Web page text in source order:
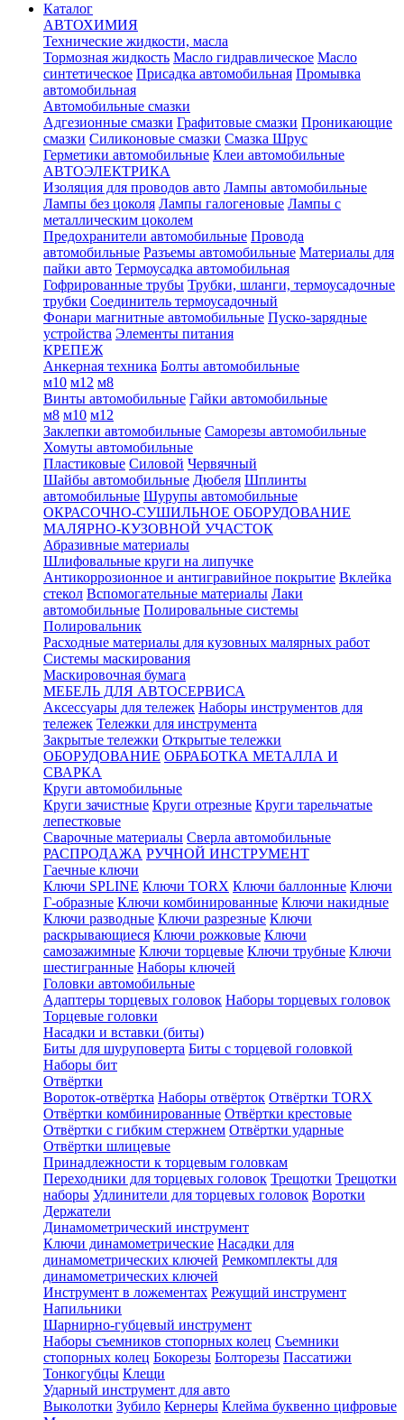
Каталог
АВТОХИМИЯ
Технические жидкости, масла
Тормозная жидкость Масло гидравлическое Масло
синтетическое Присадка автомобильная Промывка
автомобильная
Автомобильные смазки
Адгезионные смазки Графитовые смазки Проникающие
смазки Силиконовые смазки Смазка Шрус
Герметики автомобильные Клеи автомобильные
АВТОЭЛЕКТРИКА
Изоляция для проводов авто Лампы автомобильные
Лампы без цоколя Лампы галогеновые Лампы с
металлическим цоколем
Предохранители автомобильные Провода
автомобильные Разъемы автомобильные Материалы для
пайки авто Термоусадка автомобильная
Гофрированные трубы Трубки, шланги, термоусадочные
трубки Соединитель термоусадочный
Фонари магнитные автомобильные Пуско-зарядные
устройства Элементы питания
КРЕПЕЖ
Анкерная техника Болты автомобильные
м10 м12 м8
Винты автомобильные Гайки автомобильные
м8 м10 м12
Заклепки автомобильные Саморезы автомобильные
Хомуты автомобильные
Пластиковые Силовой Червячный
Шайбы автомобильные Дюбеля Шплинты
автомобильные Шурупы автомобильные
ОКРАСОЧНО-СУШИЛЬНОЕ ОБОРУДОВАНИЕ
МАЛЯРНО-КУЗОВНОЙ УЧАСТОК
Абразивные материалы
Шлифовальные круги на липучке
Антикоррозионное и антигравийное покрытие Вклейка
стекол Вспомогательные материалы Лаки
автомобильные Полировальные системы
Полировальник
Расходные материалы для кузовных малярных работ
Системы маскирования
Маскировочная бумага
МЕБЕЛЬ ДЛЯ АВТОСЕРВИСА
Аксессуары для тележек Наборы инструментов для
тележек Тележки для инструмента
Закрытые тележки Открытые тележки
ОБОРУДОВАНИЕ ОБРАБОТКА МЕТАЛЛА И
СВАРКА
Круги автомобильные
Круги зачистные Круги отрезные Круги тарельчатые
лепестковые
Сварочные материалы Сверла автомобильные
РАСПРОДАЖА РУЧНОЙ ИНСТРУМЕНТ
Гаечные ключи
Ключи SPLINE Ключи TORX Ключи баллонные Ключи
Г-образные Ключи комбинированные Ключи накидные
Ключи разводные Ключи разрезные Ключи
раскрывающиеся Ключи рожковые Ключи
самозажимные Ключи торцевые Ключи трубные Ключи
шестигранные Наборы ключей
Головки автомобильные
Адаптеры торцевых головок Наборы торцевых головок
Торцевые головки
Насадки и вставки (биты)
Биты для шуруповерта Биты с торцевой головкой
Наборы бит
Отвёртки
Вороток-отвёртка Наборы отвёрток Отвёртки TORX
Отвёртки комбинированные Отвёртки крестовые
Отвёртки с гибким стержнем Отвёртки ударные
Отвёртки шлицевые
Принадлежности к торцевым головкам
Переходники для торцевых головок Трещотки Трещотки
наборы Удлинители для торцевых головок Воротки
Держатели
Динамометрический инструмент
Ключи динамометрические Насадки для
динамометрических ключей Ремкомплекты для
динамометрических ключей
Инструмент в ложементах Режущий инструмент
Напильники
Шарнирно-губцевый инструмент
Наборы съемников стопорных колец Съемники
стопорных колец Бокорезы Болторезы Пассатижи
Тонкогубцы Клещи
Ударный инструмент для авто
Выколотки Зубило Кернеры Клейма буквенно цифровые